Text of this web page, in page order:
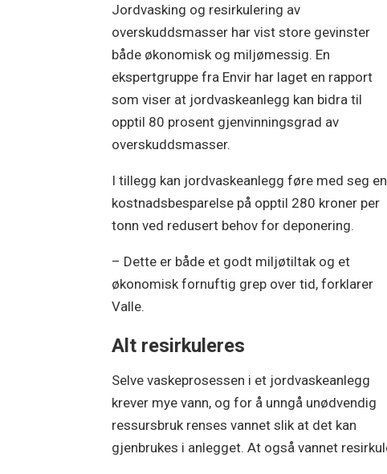
Jordvasking og resirkulering av
overskuddsmasser har vist store gevinster
både økonomisk og miljømessig. En
ekspertgruppe fra Envir har laget en rapport
som viser at jordvaskeanlegg kan bidra til
opptil 80 prosent gjenvinningsgrad av
overskuddsmasser.
I tillegg kan jordvaskeanlegg føre med seg en
kostnadsbesparelse på opptil 280 kroner per
tonn ved redusert behov for deponering.
– Dette er både et godt miljøtiltak og et
økonomisk fornuftig grep over tid, forklarer
Valle.
Alt resirkuleres
Selve vaskeprosessen i et jordvaskeanlegg
krever mye vann, og for å unngå unødvendig
ressursbruk renses vannet slik at det kan
gjenbrukes i anlegget. At også vannet